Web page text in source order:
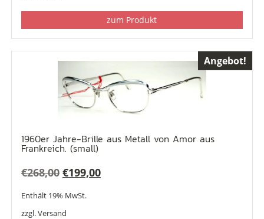
zum Produkt
Angebot!
1960er Jahre-Brille aus Metall von Amor aus
Frankreich. (small)
€268,00 Ursprünglicher
Preis
war:
€199,00Aktueller
Enthält 19% MwSt.
zzgl.Versand